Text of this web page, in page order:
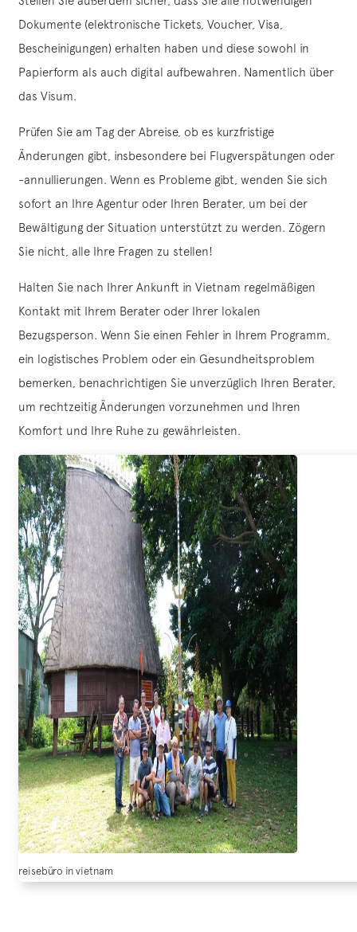
Dokumente (elektronische Tickets, Voucher, Visa,
Bescheinigungen) erhalten haben und diese sowohl in
Papierform als auch digital aufbewahren. Namentlich über
das Visum.
Prüfen Sie am Tag der Abreise, ob es kurzfristige
Änderungen gibt, insbesondere bei Flugverspätungen oder
-annullierungen. Wenn es Probleme gibt, wenden Sie sich
sofort an Ihre Agentur oder Ihren Berater, um bei der
Bewältigung der Situation unterstützt zu werden. Zögern
Sie nicht, alle Ihre Fragen zu stellen!
Halten Sie nach Ihrer Ankunft in Vietnam regelmäßigen
Kontakt mit Ihrem Berater oder Ihrer lokalen
Bezugsperson. Wenn Sie einen Fehler in Ihrem Programm,
ein logistisches Problem oder ein Gesundheitsproblem
bemerken, benachrichtigen Sie unverzüglich Ihren Berater,
um rechtzeitig Änderungen vorzunehmen und Ihren
Komfort und Ihre Ruhe zu gewährleisten.
reisebüro in vietnam